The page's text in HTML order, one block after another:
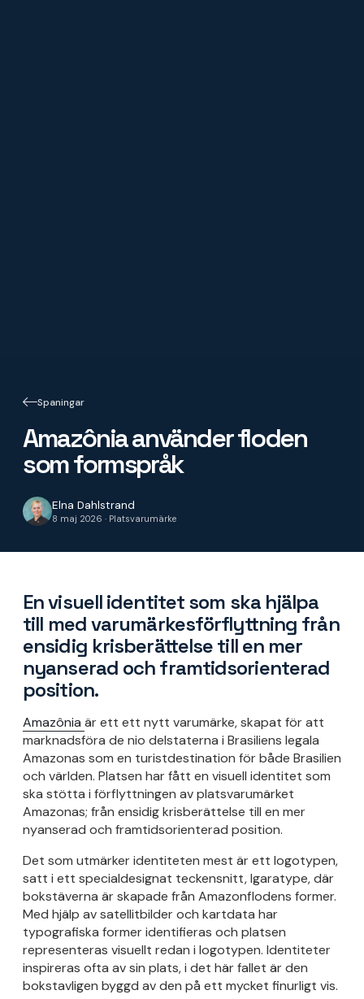
Spaningar
Amazônia använder floden
som formspråk
Elna Dahlstrand
8 maj 2026 · Platsvarumärke
En visuell identitet som ska hjälpa
till med varumärkesförflyttning från
ensidig krisberättelse till en mer
nyanserad och framtidsorienterad
position.
Amazônia är ett ett nytt varumärke, skapat för att
marknadsföra de nio delstaterna i Brasiliens legala
Amazonas som en turistdestination för både Brasilien
och världen. Platsen har fått en visuell identitet som
ska stötta i förflyttningen av platsvarumärket
Amazonas; från ensidig krisberättelse till en mer
nyanserad och framtidsorienterad position.
Det som utmärker identiteten mest är ett logotypen,
satt i ett specialdesignat teckensnitt, Igaratype, där
bokstäverna är skapade från Amazonflodens former.
Med hjälp av satellitbilder och kartdata har
typografiska former identifieras och platsen
representeras visuellt redan i logotypen. Identiteter
inspireras ofta av sin plats, i det här fallet är den
bokstavligen byggd av den på ett mycket finurligt vis.